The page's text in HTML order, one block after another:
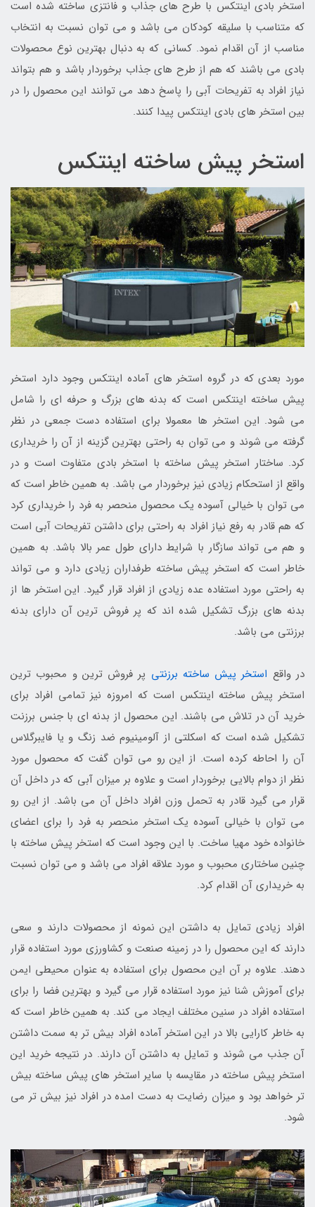
استخر بادی اینتکس با طرح های جذاب و فانتزی ساخته شده است
که متناسب با سلیقه کودکان می باشد و می توان نسبت به انتخاب
مناسب از آن اقدام نمود. کسانی که به دنبال بهترین نوع محصولات
بادی می باشند که هم از طرح های جذاب برخوردار باشد و هم بتواند
نیاز افراد به تفریحات آبی را پاسخ دهد می توانند این محصول را در
بین استخر های بادی اینتکس پیدا کنند.
استخر پیش ساخته اینتکس
مورد بعدی که در گروه استخر های آماده اینتکس وجود دارد استخر
پیش ساخته اینتکس است که بدنه های بزرگ و حرفه ای را شامل
می شود. این استخر ها معمولا برای استفاده دست جمعی در نظر
گرفته می شوند و می توان به راحتی بهترین گزینه از آن را خریداری
کرد. ساختار استخر پیش ساخته با استخر بادی متفاوت است و در
واقع از استحکام زیادی نیز برخوردار می باشد. به همین خاطر است که
می توان با خیالی آسوده یک محصول منحصر به فرد را خریداری کرد
که هم قادر به رفع نیاز افراد به راحتی برای داشتن تفریحات آبی است
و هم می تواند سازگار با شرایط دارای طول عمر بالا باشد. به همین
خاطر است که استخر پیش ساخته طرفداران زیادی دارد و می تواند
به راحتی مورد استفاده عده زیادی از افراد قرار گیرد. این استخر ها از
بدنه های بزرگ تشکیل شده اند که پر فروش ترین آن دارای بدنه
برزنتی می باشد.
در واقع استخر پیش ساخته برزنتی پر فروش ترین و محبوب ترین
استخر پیش ساخته اینتکس است که امروزه نیز تمامی افراد برای
خرید آن در تلاش می باشند. این محصول از بدنه ای با جنس برزنت
تشکیل شده است که اسکلتی از آلومینیوم ضد زنگ و یا فایبرگلاس
آن را احاطه کرده است. از این رو می توان گفت که محصول مورد
نظر از دوام بالایی برخوردار است و علاوه بر میزان آبی که در داخل آن
قرار می گیرد قادر به تحمل وزن افراد داخل آن می باشد. از این رو
می توان با خیالی آسوده یک استخر منحصر به فرد را برای اعضای
خانواده خود مهیا ساخت. با این وجود است که استخر پیش ساخته با
چنین ساختاری محبوب و مورد علاقه افراد می باشد و می توان نسبت
به خریداری آن اقدام کرد.
افراد زیادی تمایل به داشتن این نمونه از محصولات دارند و سعی
دارند که این محصول را در زمینه صنعت و کشاورزی مورد استفاده قرار
دهند. علاوه بر آن این محصول برای استفاده به عنوان محیطی ایمن
برای آموزش شنا نیز مورد استفاده قرار می گیرد و بهترین فضا را برای
استفاده افراد در سنین مختلف ایجاد می کند. به همین خاطر است که
به خاطر کارایی بالا در این استخر آماده افراد بیش تر به سمت داشتن
آن جذب می شوند و تمایل به داشتن آن دارند. در نتیجه خرید این
استخر پیش ساخته در مقایسه با سایر استخر های پیش ساخته بیش
تر خواهد بود و میزان رضایت به دست امده در افراد نیز بیش تر می
شود.